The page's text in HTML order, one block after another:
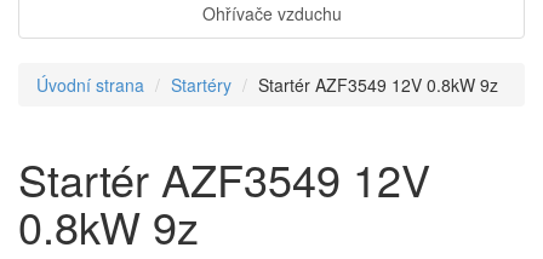
Ohřívače vzduchu
Úvodní strana Startéry Startér AZF3549 12V 0.8kW 9z
Startér AZF3549 12V
0.8kW 9z